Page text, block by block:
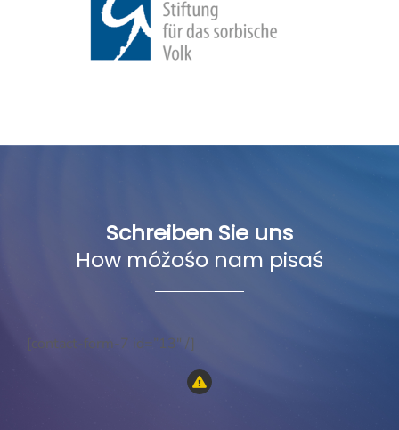
Schreiben Sie uns
How móžośo nam pisaś
[contact-form-7 id=”13″ /]